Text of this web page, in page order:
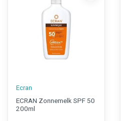
Ecran
ECRAN Zonnemelk SPF 50
200ml